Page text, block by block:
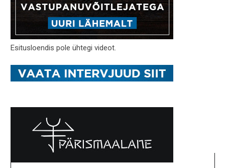
Esitusloendis pole ühtegi videot.